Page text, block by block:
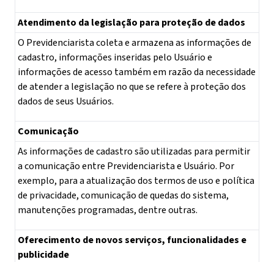
Atendimento da legislação para proteção de dados
O Previdenciarista coleta e armazena as informações de
cadastro, informações inseridas pelo Usuário e
informações de acesso também em razão da necessidade
de atender a legislação no que se refere à proteção dos
dados de seus Usuários.
Comunicação
As informações de cadastro são utilizadas para permitir
a comunicação entre Previdenciarista e Usuário. Por
exemplo, para a atualização dos termos de uso e política
de privacidade, comunicação de quedas do sistema,
manutenções programadas, dentre outras.
Oferecimento de novos serviços, funcionalidades e
publicidade